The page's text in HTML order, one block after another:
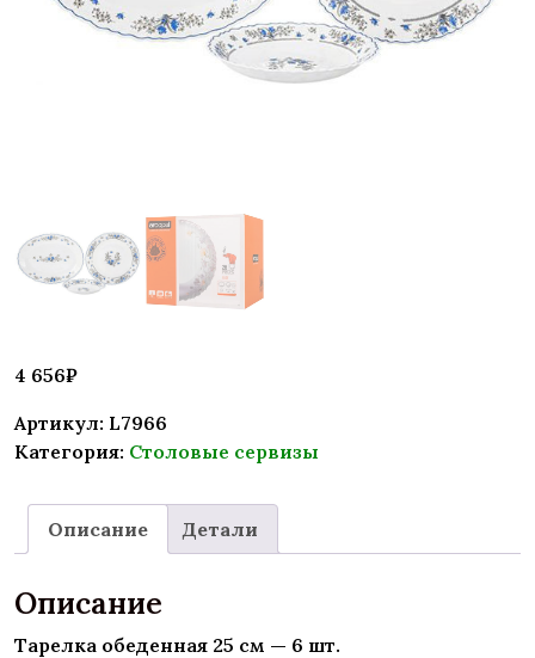
4 656₽
Артикул: L7966
Категория: Столовые сервизы
Описание Детали
Описание
Тарелка обеденная 25 см — 6 шт.